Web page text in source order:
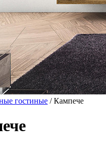
гостиные / Кампече